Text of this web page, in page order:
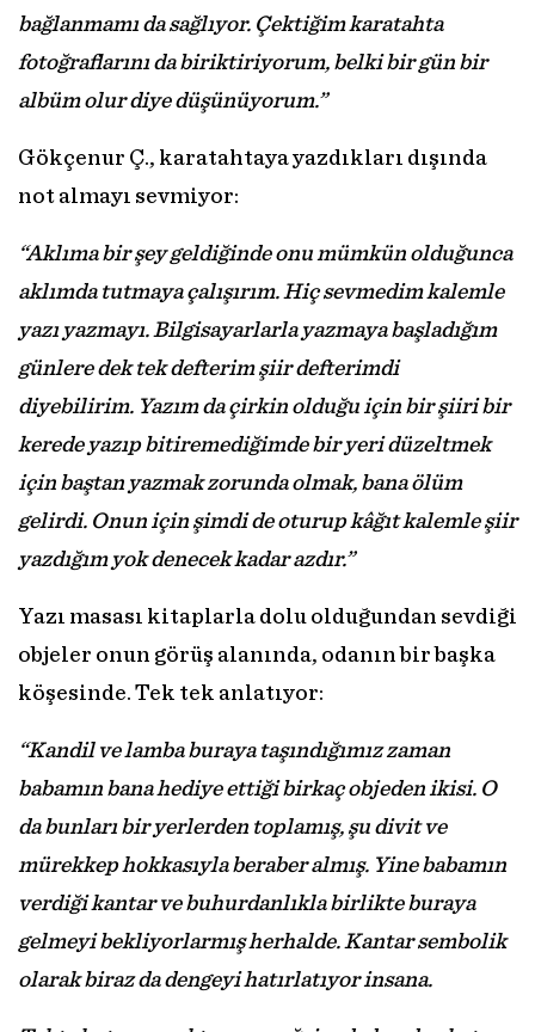
bağlanmamı da sağlıyor. Çektiğim karatahta
fotoğraflarını da biriktiriyorum, belki bir gün bir
albüm olur diye düşünüyorum.”
Gökçenur Ç., karatahtaya yazdıkları dışında
not almayı sevmiyor:
“Aklıma bir şey geldiğinde onu mümkün olduğunca
aklımda tutmaya çalışırım. Hiç sevmedim kalemle
yazı yazmayı. Bilgisayarlarla yazmaya başladığım
günlere dek tek defterim şiir defterimdi
diyebilirim. Yazım da çirkin olduğu için bir şiiri bir
kerede yazıp bitiremediğimde bir yeri düzeltmek
için baştan yazmak zorunda olmak, bana ölüm
gelirdi. Onun için şimdi de oturup kâğıt kalemle şiir
yazdığım yok denecek kadar azdır.”
Yazı masası kitaplarla dolu olduğundan sevdiği
objeler onun görüş alanında, odanın bir başka
köşesinde. Tek tek anlatıyor:
“Kandil ve lamba buraya taşındığımız zaman
babamın bana hediye ettiği birkaç objeden ikisi. O
da bunları bir yerlerden toplamış, şu divit ve
mürekkep hokkasıyla beraber almış. Yine babamın
verdiği kantar ve buhurdanlıkla birlikte buraya
gelmeyi bekliyorlarmış herhalde. Kantar sembolik
olarak biraz da dengeyi hatırlatıyor insana.